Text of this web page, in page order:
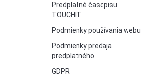
Predplatné časopisu
TOUCHIT
Podmienky používania webu
Podmienky predaja
predplatného
GDPR